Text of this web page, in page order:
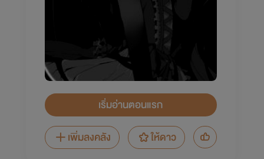
เริ่มอ่านตอนแรก
เพิ่มลงคลัง
ให้ดาว